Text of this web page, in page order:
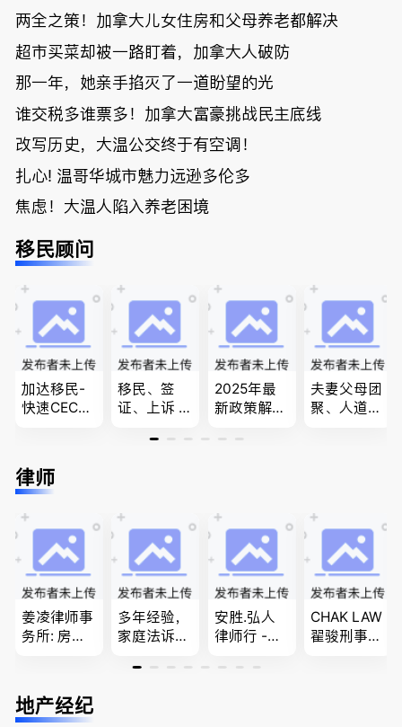
两全之策！加拿大儿女住房和父母养老都解决
超市买菜却被一路盯着，加拿大人破防
那一年，她亲手掐灭了一道盼望的光
谁交税多谁票多！加拿大富豪挑战民主底线
改写历史，大温公交终于有空调！
扎心! 温哥华城市魅力远逊多伦多
焦虑！大温人陷入养老困境
移民顾问
加达移民-
快速CEC&P
民上诉、家
庭团聚，特
商业移民，
名校申请
移民、签
证、上诉 --
责、全程跟
2025年最
新政策解
牌顾问为您
团聚，投资
移民以及各
类省提名和
技术移民
夫妻父母团
聚、人道移
移民签证
、翻译和海
牙认证
律师
姜凌律师事
务所: 房产
法/公司法/
民事商业诉
多年经验，
家庭法诉
户, 遗产认
安胜.弘人
律师行 -
最大的华人
CHAK LAW
翟骏刑事交
地产经纪